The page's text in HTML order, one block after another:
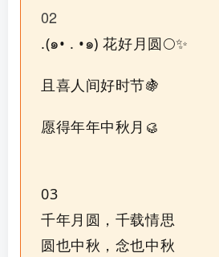
02
.(๑• . •๑) 花好月圆🌕✨
且喜人间好时节🍇
愿得年年中秋月🥮
03
千年月圆，千载情思
圆也中秋，念也中秋